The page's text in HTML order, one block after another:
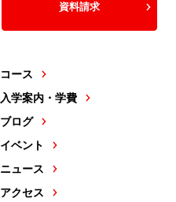
コース
入学案内・学費
ブログ
イベント
ニュース
アクセス
資料請求